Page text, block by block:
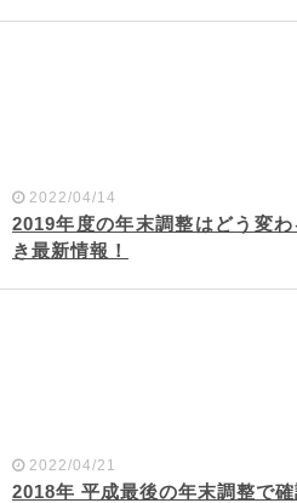
2022/04/14
2019年度の年末調整はどう変
き最新情報！
2022/04/21
2018年 平成最後の年末調整で